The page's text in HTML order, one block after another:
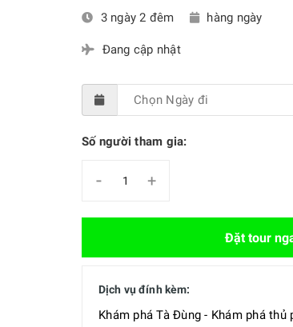
3 ngày 2 đêm hàng ngày
Đang cập nhật
Số người tham gia:
- +
Đặt tour
Dịch vụ đính kèm:
Khám phá Tà Đùng - Khám phá thủ